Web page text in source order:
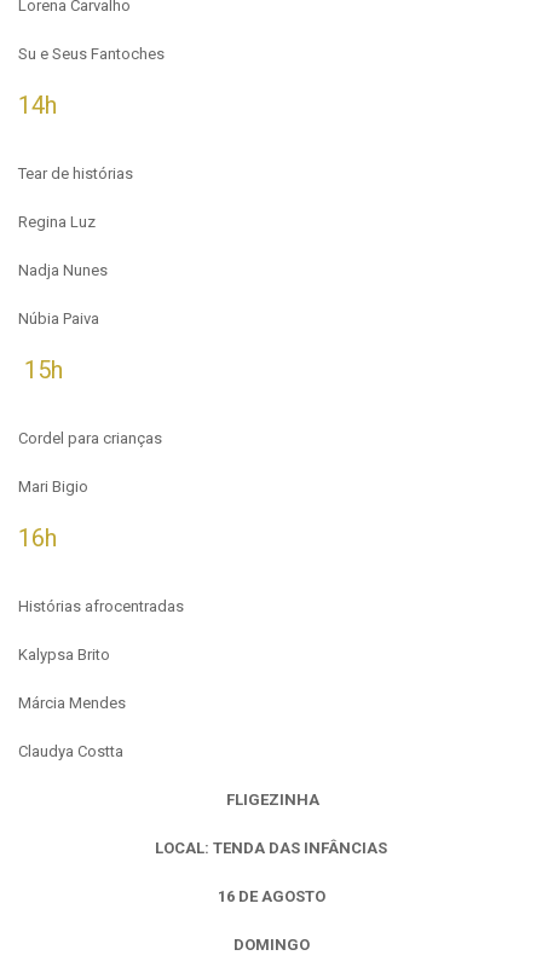
Lorena Carvalho
Su e Seus Fantoches
14h
Tear de histórias
Regina Luz
Nadja Nunes
Núbia Paiva
15h
Cordel para crianças
Mari Bigio
16h
Histórias afrocentradas
Kalypsa Brito
Márcia Mendes
Claudya Costta
FLIGEZINHA
LOCAL: TENDA DAS INFÂNCIAS
16 DE AGOSTO
DOMINGO